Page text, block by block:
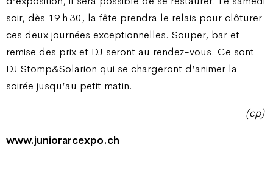
soir, dès 19 h 30, la fête prendra le relais pour clôturer
ces deux journées exceptionnelles. Souper, bar et
remise des prix et DJ seront au rendez-vous. Ce sont
DJ Stomp&Solarion qui se chargeront d’animer la
soirée jusqu’au petit matin.
(cp)
www.juniorarcexpo.ch